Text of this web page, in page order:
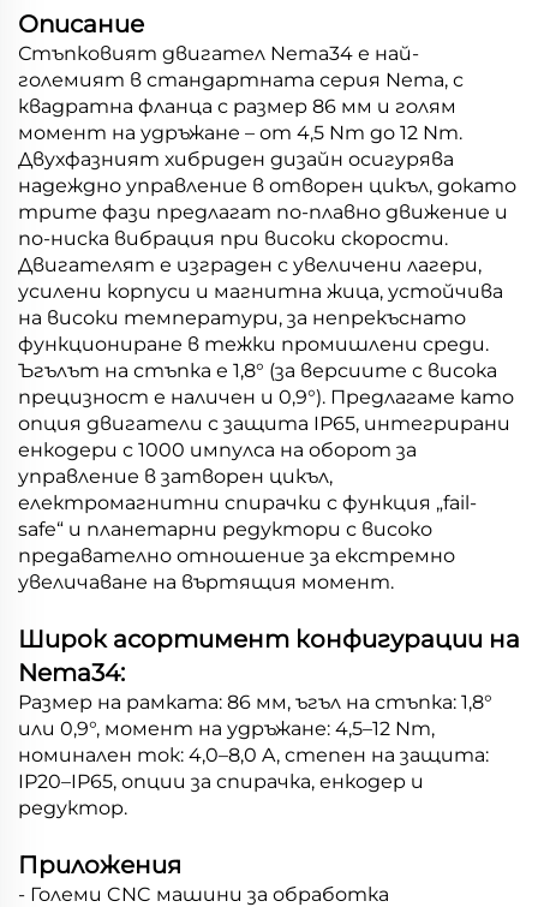
Описание
Стъпковият двигател Nema34 е най-
големият в стандартната серия Nema, с
квадратна фланца с размер 86 мм и голям
момент на удръжане – от 4,5 Nm до 12 Nm.
Двухфазният хибриден дизайн осигурява
надеждно управление в отворен цикъл, докато
трите фази предлагат по-плавно движение и
по-ниска вибрация при високи скорости.
Двигателят е изграден с увеличени лагери,
усилени корпуси и магнитна жица, устойчива
на високи температури, за непрекъснато
функциониране в тежки промишлени среди.
Ъгълът на стъпка е 1,8° (за версиите с висока
прецизност е наличен и 0,9°). Предлагаме като
опция двигатели с защита IP65, интегрирани
енкодери с 1000 импулса на оборот за
управление в затворен цикъл,
електромагнитни спирачки с функция „fail-
safe“ и планетарни редуктори с високо
предавателно отношение за екстремно
увеличаване на въртящия момент.
Широк асортимент конфигурации на
Nema34:
Размер на рамката: 86 мм, ъгъл на стъпка: 1,8°
или 0,9°, момент на удръжане: 4,5–12 Nm,
номинален ток: 4,0–8,0 A, степен на защита:
IP20–IP65, опции за спирачка, енкодер и
редуктор.
Приложения
- Големи CNC машини за обработка